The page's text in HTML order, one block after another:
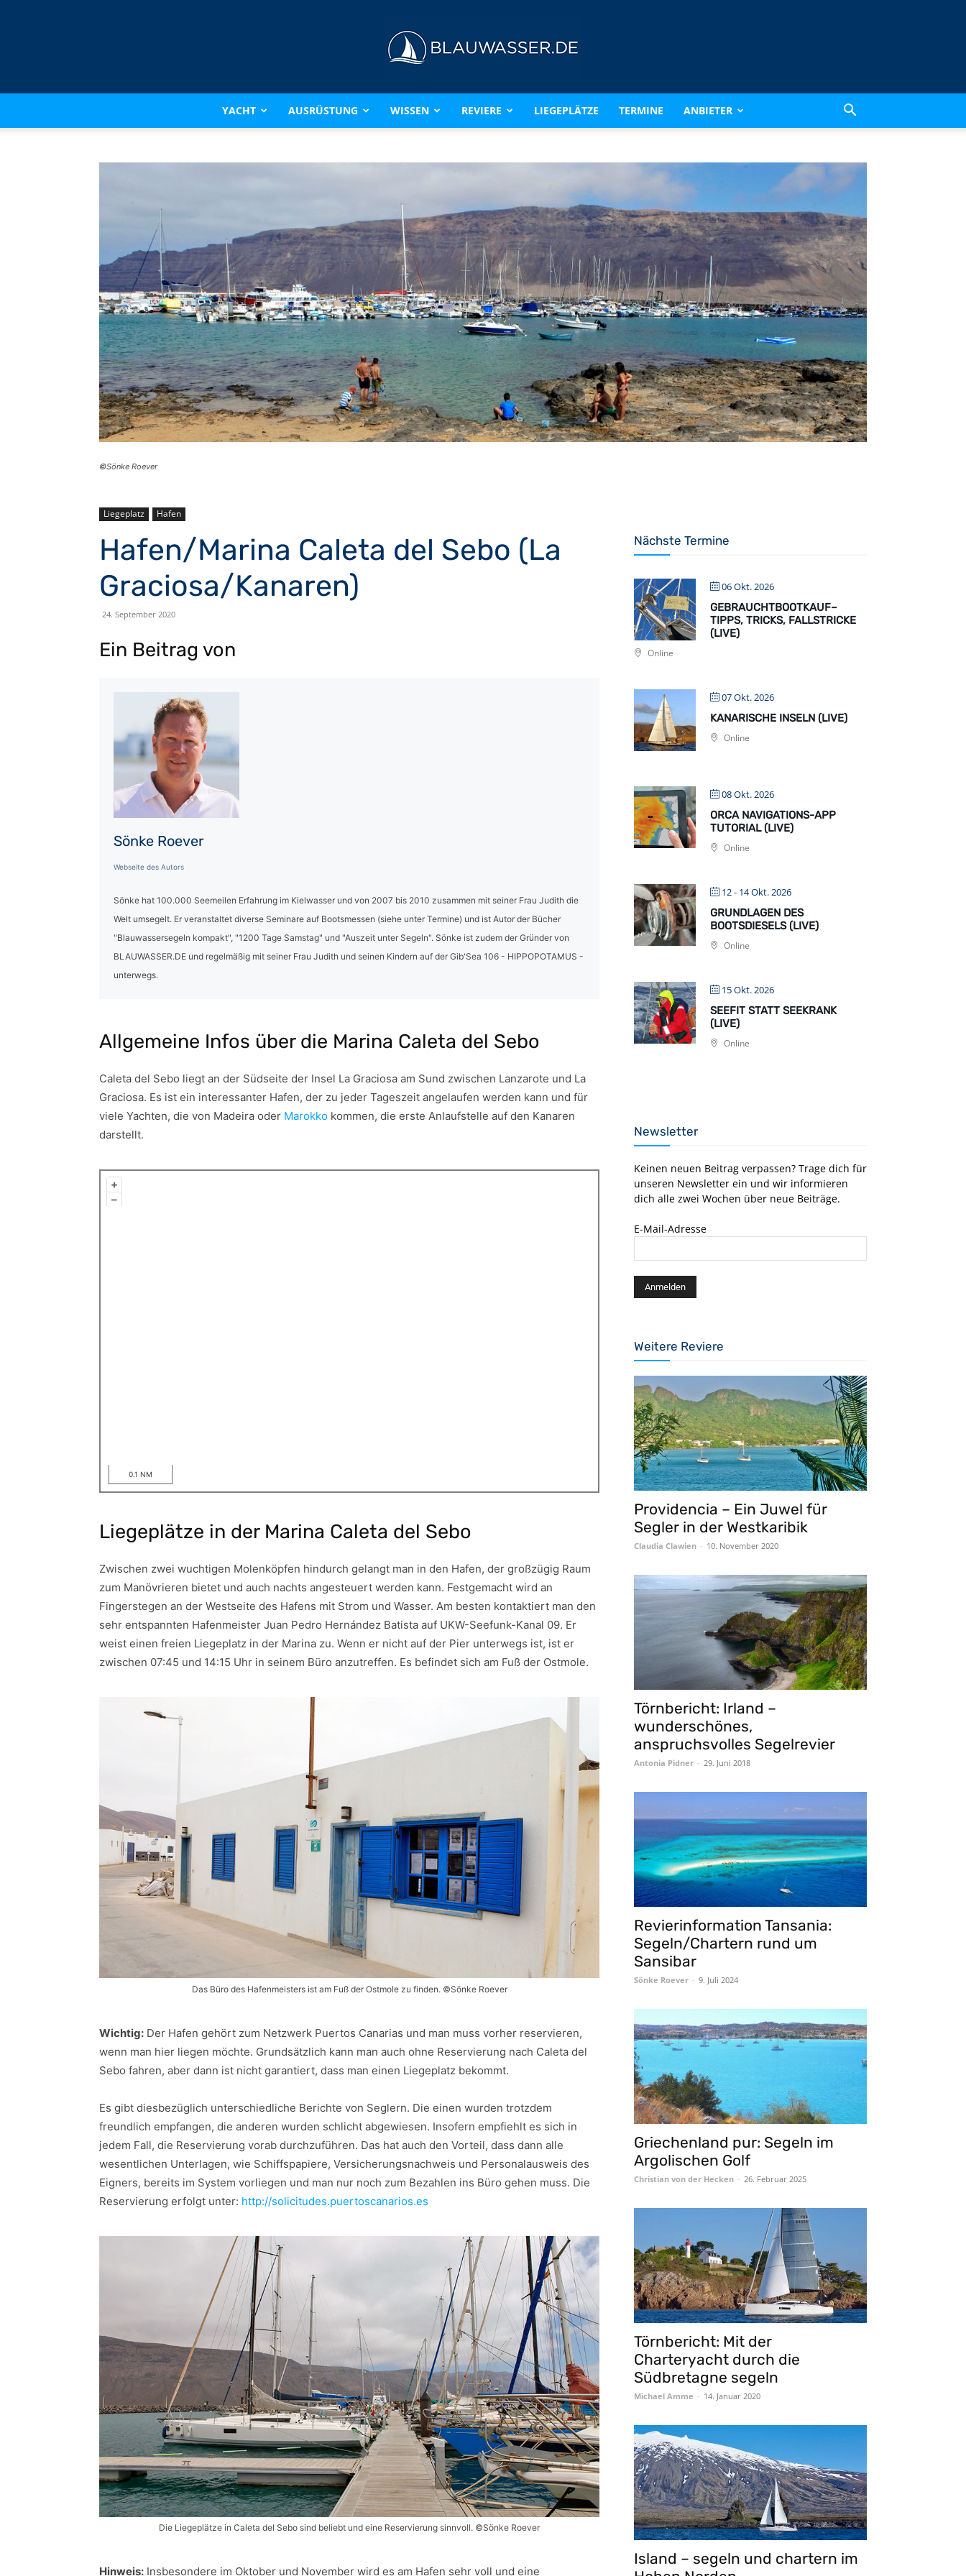
BLAUWASSER.DE
YACHT AUSRÜSTUNG WISSEN REVIERE LIEGEPLÄTZE TERMINE ANBIETER
©Sönke Roever
Liegeplatz Hafen
Hafen/Marina Caleta del Sebo (La
Graciosa/Kanaren)
24. September 2020
Ein Beitrag von
Sönke Roever
Webseite des Autors
Sönke hat 100.000 Seemeilen Erfahrung im Kielwasser und von 2007 bis 2010 zusammen mit seiner Frau Judith die
Welt umsegelt. Er veranstaltet diverse Seminare auf Bootsmessen (siehe unter Termine) und ist Autor der Bücher
"Blauwassersegeln kompakt", "1200 Tage Samstag" und "Auszeit unter Segeln". Sönke ist zudem der Gründer von
BLAUWASSER.DE und regelmäßig mit seiner Frau Judith und seinen Kindern auf der Gib'Sea 106 - HIPPOPOTAMUS -
unterwegs.
Allgemeine Infos über die Marina Caleta del Sebo
Caleta del Sebo liegt an der Südseite der Insel La Graciosa am Sund zwischen Lanzarote und La
Graciosa. Es ist ein interessanter Hafen, der zu jeder Tageszeit angelaufen werden kann und für
viele Yachten, die von Madeira oder Marokko kommen, die erste Anlaufstelle auf den Kanaren
darstellt.
+
–
0.1 NM
Liegeplätze in der Marina Caleta del Sebo
Zwischen zwei wuchtigen Molenköpfen hindurch gelangt man in den Hafen, der großzügig Raum
zum Manövrieren bietet und auch nachts angesteuert werden kann. Festgemacht wird an
Fingerstegen an der Westseite des Hafens mit Strom und Wasser. Am besten kontaktiert man den
sehr entspannten Hafenmeister Juan Pedro Hernández Batista auf UKW-Seefunk-Kanal 09. Er
weist einen freien Liegeplatz in der Marina zu. Wenn er nicht auf der Pier unterwegs ist, ist er
zwischen 07:45 und 14:15 Uhr in seinem Büro anzutreffen. Es befindet sich am Fuß der Ostmole.
Das Büro des Hafenmeisters ist am Fuß der Ostmole zu finden. ©Sönke Roever
Wichtig: Der Hafen gehört zum Netzwerk Puertos Canarias und man muss vorher reservieren,
wenn man hier liegen möchte. Grundsätzlich kann man auch ohne Reservierung nach Caleta del
Sebo fahren, aber dann ist nicht garantiert, dass man einen Liegeplatz bekommt.
Es gibt diesbezüglich unterschiedliche Berichte von Seglern. Die einen wurden trotzdem
freundlich empfangen, die anderen wurden schlicht abgewiesen. Insofern empfiehlt es sich in
jedem Fall, die Reservierung vorab durchzuführen. Das hat auch den Vorteil, dass dann alle
wesentlichen Unterlagen, wie Schiffspapiere, Versicherungsnachweis und Personalausweis des
Eigners, bereits im System vorliegen und man nur noch zum Bezahlen ins Büro gehen muss. Die
Reservierung erfolgt unter: http://solicitudes.puertoscanarios.es
Die Liegeplätze in Caleta del Sebo sind beliebt und eine Reservierung sinnvoll. ©Sönke Roever
Hinweis: Insbesondere im Oktober und November wird es am Hafen sehr voll und eine
Nächste Termine
06 Okt. 2026
GEBRAUCHTBOOTKAUF–
TIPPS, TRICKS, FALLSTRICKE
(LIVE)
Online
07 Okt. 2026
KANARISCHE INSELN (LIVE)
Online
08 Okt. 2026
ORCA NAVIGATIONS-APP
TUTORIAL (LIVE)
Online
12 - 14 Okt. 2026
GRUNDLAGEN DES
BOOTSDIESELS (LIVE)
Online
15 Okt. 2026
SEEFIT STATT SEEKRANK
(LIVE)
Online
Newsletter
Keinen neuen Beitrag verpassen? Trage dich für
unseren Newsletter ein und wir informieren
dich alle zwei Wochen über neue Beiträge.
E-Mail-Adresse
Weitere Reviere
Providencia – Ein Juwel für
Segler in der Westkaribik
Claudia Clawien - 10. November 2020
Törnbericht: Irland –
wunderschönes,
anspruchsvolles Segelrevier
Antonia Pidner - 29. Juni 2018
Revierinformation Tansania:
Segeln/Chartern rund um
Sansibar
Sönke Roever - 9. Juli 2024
Griechenland pur: Segeln im
Argolischen Golf
Christian von der Hecken - 26. Februar 2025
Törnbericht: Mit der
Charteryacht durch die
Südbretagne segeln
Michael Amme - 14. Januar 2020
Island – segeln und chartern im